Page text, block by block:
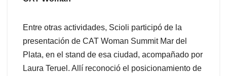
Entre otras actividades, Scioli participó de la
presentación de CAT Woman Summit Mar del
Plata, en el stand de esa ciudad, acompañado por
Laura Teruel. Allí reconoció el posicionamiento de